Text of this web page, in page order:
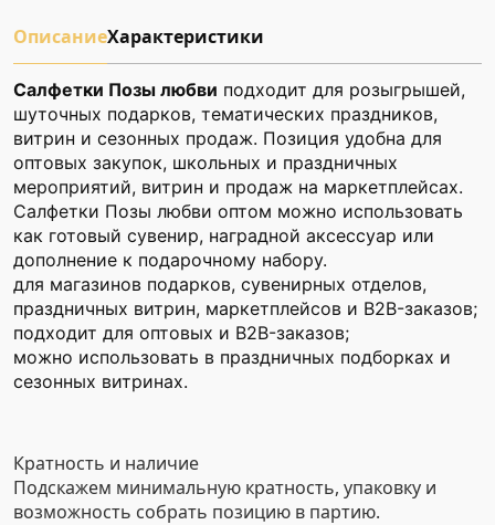
ОписаниеХарактеристики
Салфетки Позы любви подходит для розыгрышей,
шуточных подарков, тематических праздников,
витрин и сезонных продаж. Позиция удобна для
оптовых закупок, школьных и праздничных
мероприятий, витрин и продаж на маркетплейсах.
Салфетки Позы любви оптом можно использовать
как готовый сувенир, наградной аксессуар или
дополнение к подарочному набору.
для магазинов подарков, сувенирных отделов,
праздничных витрин, маркетплейсов и B2B-заказов;
подходит для оптовых и B2B-заказов;
можно использовать в праздничных подборках и
сезонных витринах.
Кратность и наличие
Подскажем минимальную кратность, упаковку и
возможность собрать позицию в партию.